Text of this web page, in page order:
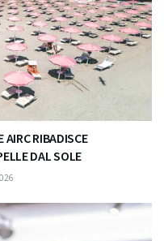
AIRC RIBADISCE
DAL SOLE